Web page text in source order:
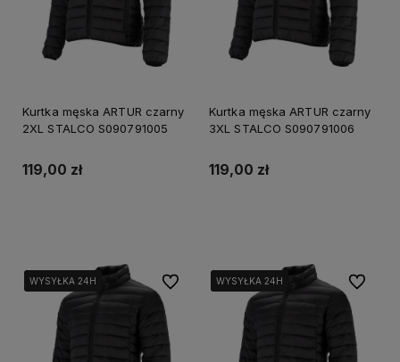
Kurtka męska ARTUR czarny
2XL STALCO S090791005
119,00 zł
Kurtka męska ARTUR czarny
3XL STALCO S090791006
119,00 zł
WYSYŁKA 24H
WYSYŁKA 24H
WYSYŁKA 24H Do ulubionychWYSYŁKA 24H
WYSYŁKA 24H
WYSYŁKA 24H Do